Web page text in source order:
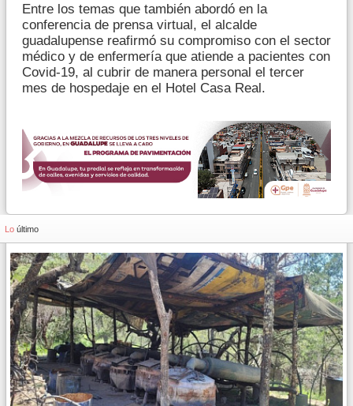
Entre los temas que también abordó en la
conferencia de prensa virtual, el alcalde
guadalupense reafirmó su compromiso con el sector
médico y de enfermería que atiende a pacientes con
Covid-19, al cubrir de manera personal el tercer
mes de hospedaje en el Hotel Casa Real.
Lo último